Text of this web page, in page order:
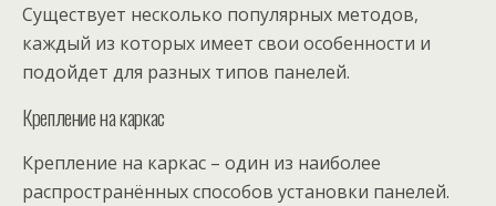
Существует несколько популярных методов,
каждый из которых имеет свои особенности и
подойдет для разных типов панелей.
Крепление на каркас
Крепление на каркас – один из наиболее
распространённых способов установки панелей.